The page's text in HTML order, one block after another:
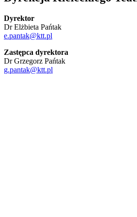
Dyrektor
Dr Elżbieta Pańtak
e.pantak@ktt.pl
Zastępca dyrektora
Dr Grzegorz Pańtak
g.pantak@ktt.pl